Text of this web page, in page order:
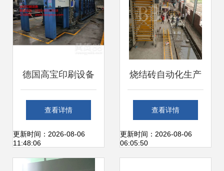
德国高宝印刷设备
专业拆装、维修与
安装调试服务解析
查看详情
更新时间：2026-08-06
11:48:06
烧结砖自动化生产
线设备安装、调试
与试运行全流程服
查看详情
更新时间：2026-08-06
06:05:50